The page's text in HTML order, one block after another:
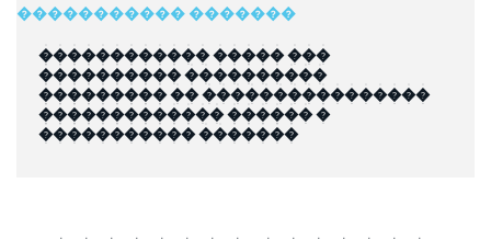
������������ ����� ���
���������� ����������
��������� �� ����������������
������������� ������ �
����������� �������